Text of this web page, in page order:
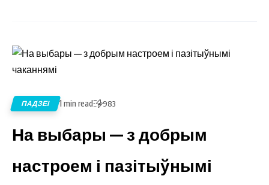
ПАДЗЕІ 1 min read 983
На выбары — з добрым
настроем і пазітыўнымі